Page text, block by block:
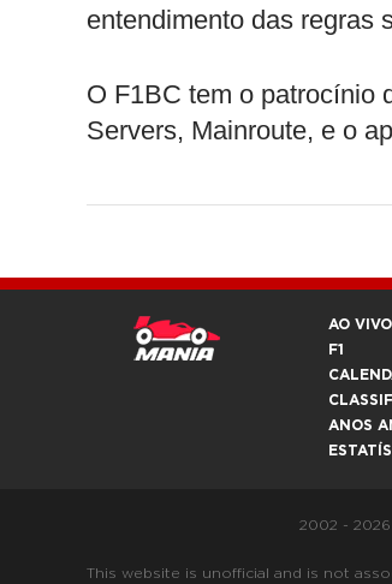
entendimento das regras
O F1BC tem o patrocínio
Servers, Mainroute, e o
AO VIVO
F1
ANOS
2002 -
This website is unofficial and is not